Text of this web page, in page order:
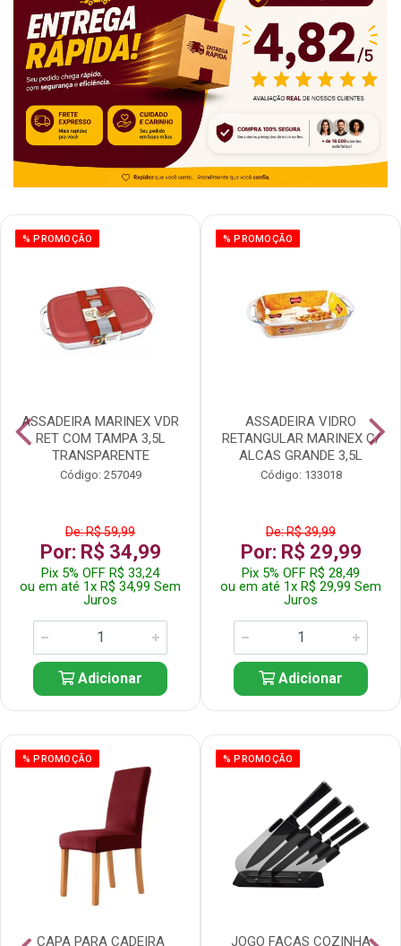
% PROMOÇÃO
ASSADEIRA MARINEX VDR
RET COM TAMPA 3,5L
TRANSPARENTE
Código: 257049
De: R$ 59,99
Por: R$ 34,99
Pix 5% OFF R$ 33,24
ou em até 1x R$ 34,99 Sem
Juros
Adicionar
% PROMOÇÃO
ASSADEIRA VIDRO
RETANGULAR MARINEX C/
ALCAS GRANDE 3,5L
Código: 133018
De: R$ 39,99
Por: R$ 29,99
Pix 5% OFF R$ 28,49
ou em até 1x R$ 29,99 Sem
Juros
Adicionar
% PROMOÇÃO
CAPA PARA CADEIRA
% PROMOÇÃO
JOGO FACAS COZINHA